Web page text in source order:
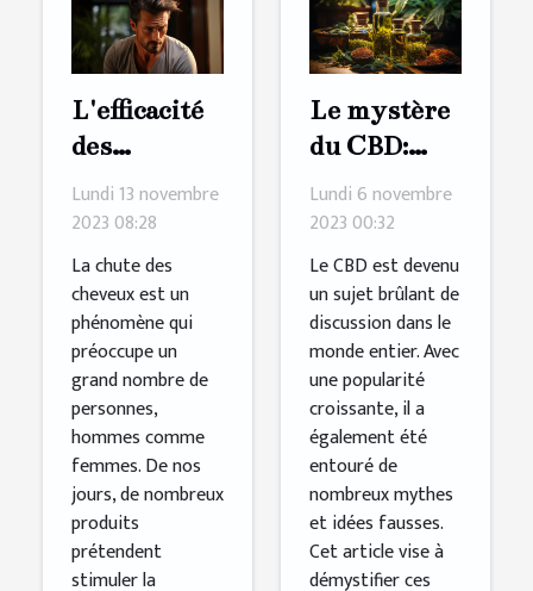
L'efficacité
des
produits
pour
stimuler la
croissance
des cheveux
Lundi 13 novembre
2023 08:28
La chute des
cheveux est un
phénomène qui
préoccupe un
grand nombre de
personnes,
hommes comme
femmes. De nos
jours, de nombreux
produits
prétendent
stimuler la
Le mystère
du CBD:
Débunking
les mythes
Lundi 6 novembre
2023 00:32
Le CBD est devenu
un sujet brûlant de
discussion dans le
monde entier. Avec
une popularité
croissante, il a
également été
entouré de
nombreux mythes
et idées fausses.
Cet article vise à
démystifier ces